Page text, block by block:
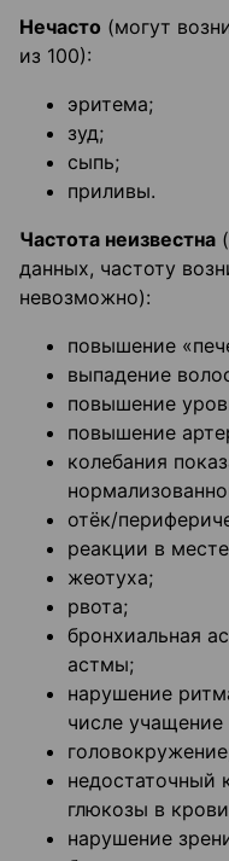
Нечасто (могут
из 100):
эритема;
зуд;
сыпь;
приливы.
Частота неизвестна
данных, частоту
невозможно):
повышение
выпадение
повышение
повышение
колебания
отёк/
реакции в
жеотуха;
рвота;
бронхиальная
астмы;
нарушение
числе
недостаточный
глюкозы в
нарушение